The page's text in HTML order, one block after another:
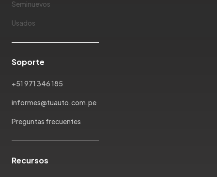
Seminuevos
Usados
Soporte
+51 971 346 185
informes@tuauto.com.pe
Preguntas frecuentes
Recursos